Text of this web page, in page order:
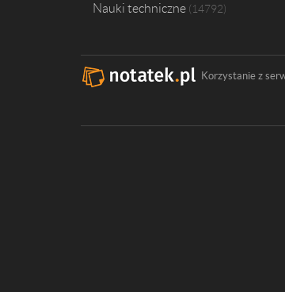
Nauki techniczne 14792
Korzystanie z